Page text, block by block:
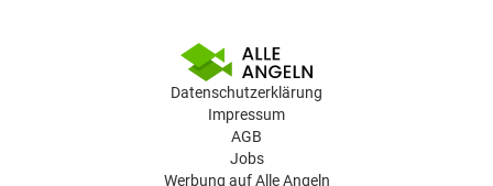
Datenschutzerklärung
Impressum
AGB
Jobs
Werbung auf Alle Angeln